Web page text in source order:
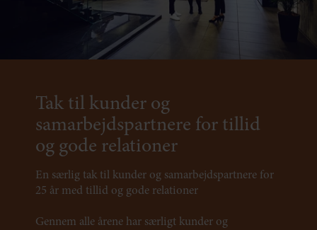
Tak til kunder og
samarbejdspartnere for tillid
og gode relationer
En særlig tak til kunder og samarbejdspartnere for
25 år med tillid og gode relationer
Gennem alle årene har særligt kunder og